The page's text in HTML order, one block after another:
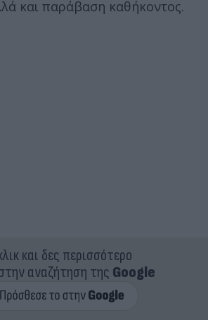
και παράβαση καθήκοντος.
και δες περισσότερο
αναζήτηση της Google